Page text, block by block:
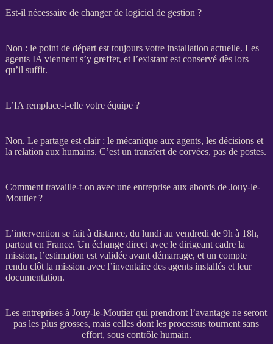
Est-il nécessaire de changer de logiciel de gestion ?
Non : le point de départ est toujours votre installation actuelle. Les
agents IA viennent s’y greffer, et l’existant est conservé dès lors
qu’il suffit.
L’IA remplace-t-elle votre équipe ?
Non. Le partage est clair : le mécanique aux agents, les décisions et
la relation aux humains. C’est un transfertde corvées, pas de postes.
Comment travaille-t-on avec une entreprise aux abords de Jouy-le-
Moutier ?
L’intervention se fait à distance, du lundi au vendredi de 9h à 18h,
partout en France. Un échange direct avec le dirigeant cadre la
mission, l’estimation est validée avant démarrage, et un compte
rendu clôt la mission avec l’inventaire des agentsinstallés et leur
documentation.
Les entreprises à Jouy-le-Moutier qui prendront l’avantage ne seront
pas les plus grosses, mais celles dont les processus tournent sans
effort, sous contrôle humain.